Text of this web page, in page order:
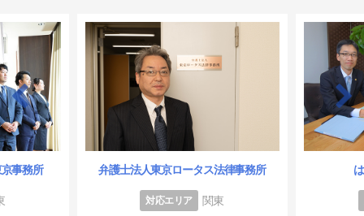
事務所 弁護士法人東京ロータス法律事務所
対応エリア 関東